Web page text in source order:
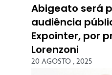
Abigeato será
audiência
Expointer, por
Lorenzoni
20 AGOSTO , 2025